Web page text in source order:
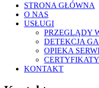
STRONA GŁÓWNA
O NAS
USŁUGI
PRZEGLĄDY
DETEKCJA
OPIEKA
CERTYFIKATY
KONTAKT